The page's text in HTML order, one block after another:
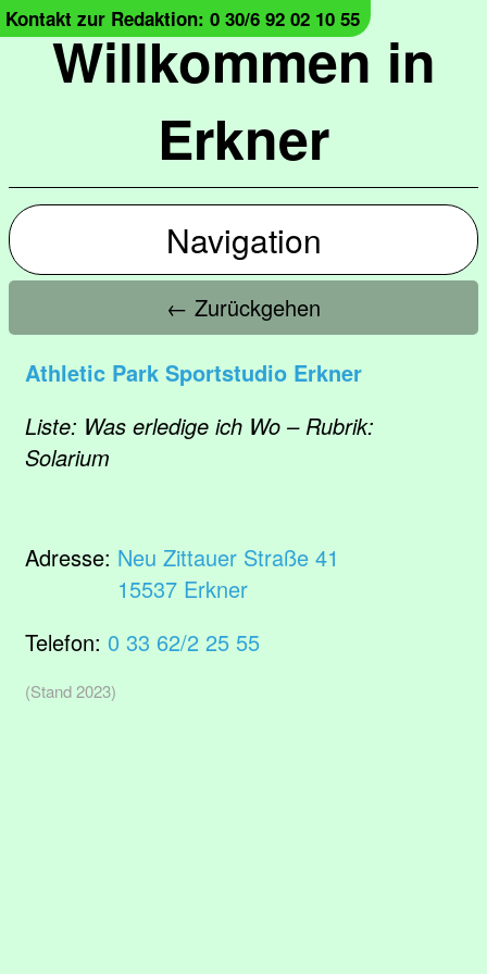
Willkommen in
Erkner
Kontakt zur Redaktion: 0 30/6 92 02 10 55
Navigation
← Zurückgehen
Athletic Park Sportstudio Erkner
Liste: Was erledige ich Wo – Rubrik:
Solarium
Adresse: Neu Zittauer Straße 41
15537 Erkner
Telefon: 0 33 62/2 25 55
(Stand 2023)